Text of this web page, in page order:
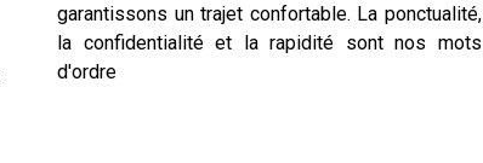
garantissons un trajet confortable. La ponctualité,
la confidentialité et la rapidité sont nos mots
d'ordre